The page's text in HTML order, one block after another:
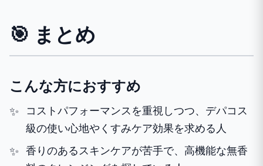
🎯 まとめ
こんな方におすすめ
コストパフォーマンスを重視しつつ、デパコス
級の使い心地やくすみケア効果を求める人
香りのあるスキンケアが苦手で、高機能な無香